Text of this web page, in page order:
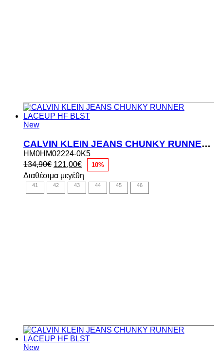
New
CALVIN KLEIN JEANS CHUNKY RUNNER LACEUP HF BLST
HM0HM02224-0K5
134,90€ Original
price
was:
134,90€.
121,00€Η
τρέχουσα
τιμή
είναι:
10%
Διαθέσιμα μεγέθη
41 42 43 44 45 46
New